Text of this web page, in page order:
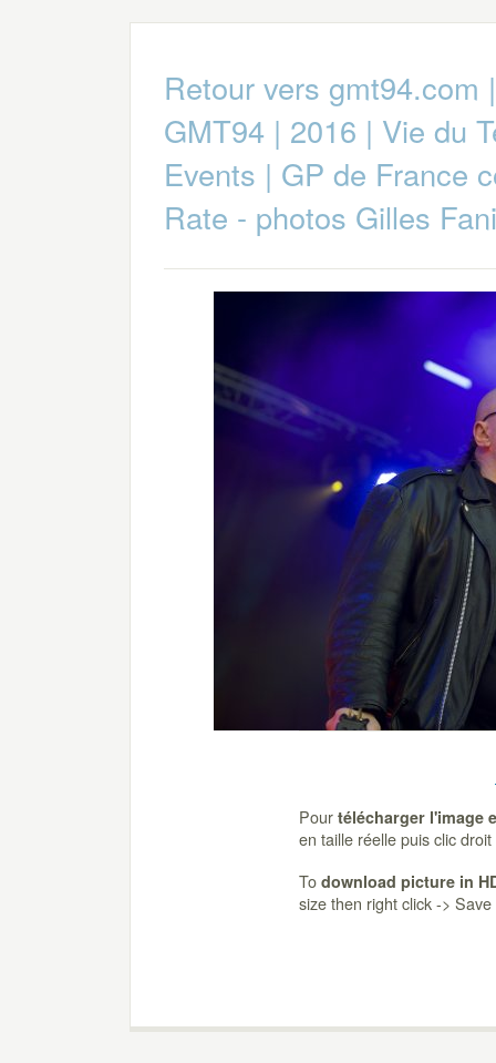
Retour vers gmt94.com
GMT94 | 2016 | Vie du
Events | GP de France
Rate - photos Gilles
Pour télécharger l'image
en taille réelle puis clic
To download picture in
size then right click ->